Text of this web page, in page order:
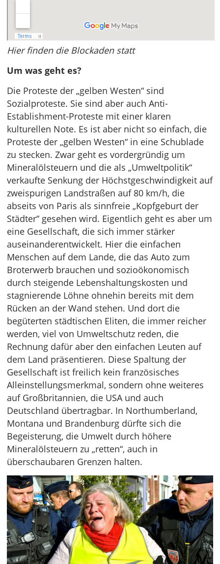
Hier finden die Blockaden statt
Um was geht es?
Die Proteste der „gelben Westen“ sind
Sozialproteste. Sie sind aber auch Anti-
Establishment-Proteste mit einer klaren
kulturellen Note. Es ist aber nicht so einfach, die
Proteste der „gelben Westen“ in eine Schublade
zu stecken. Zwar geht es vordergründig um
Mineralölsteuern und die als „Umweltpolitik“
verkaufte Senkung der Höchstgeschwindigkeit auf
zweispurigen Landstraßen auf 80 km/h, die
abseits von Paris als sinnfreie „Kopfgeburt der
Städter“ gesehen wird. Eigentlich geht es aber um
eine Gesellschaft, die sich immer stärker
auseinanderentwickelt. Hier die einfachen
Menschen auf dem Lande, die das Auto zum
Broterwerb brauchen und sozioökonomisch
durch steigende Lebenshaltungskosten und
stagnierende Löhne ohnehin bereits mit dem
Rücken an der Wand stehen. Und dort die
begüterten städtischen Eliten, die immer reicher
werden, viel von Umweltschutz reden, die
Rechnung dafür aber den einfachen Leuten auf
dem Land präsentieren. Diese Spaltung der
Gesellschaft ist freilich kein französisches
Alleinstellungsmerkmal, sondern ohne weiteres
auf Großbritannien, die USA und auch
Deutschland übertragbar. In Northumberland,
Montana und Brandenburg dürfte sich die
Begeisterung, die Umwelt durch höhere
Mineralölsteuern zu „retten“, auch in
überschaubaren Grenzen halten.